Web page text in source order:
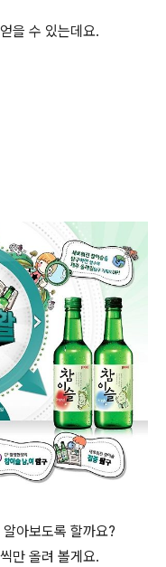
을 수 있는데요.
아보도록 할까요?
만 올려 볼게요.